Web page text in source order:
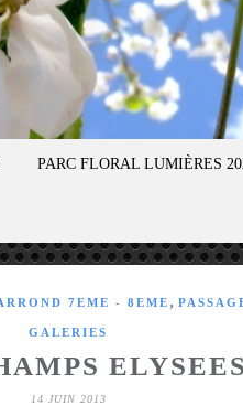
PARC FLORAL LUMIÈRES
7EME - 8EME ,
GALERIES
14 JUIN 2013